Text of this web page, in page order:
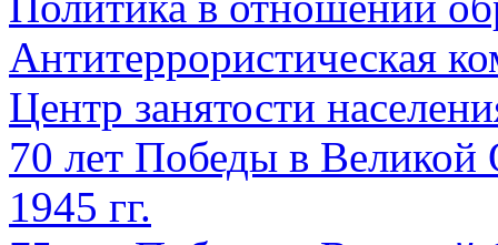
Антитеррористическая
Центр занятости
70 лет Победы в Великой
1945 гг.